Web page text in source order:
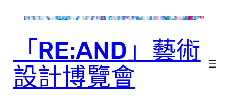
「RE:AND」藝術
設計博覽會